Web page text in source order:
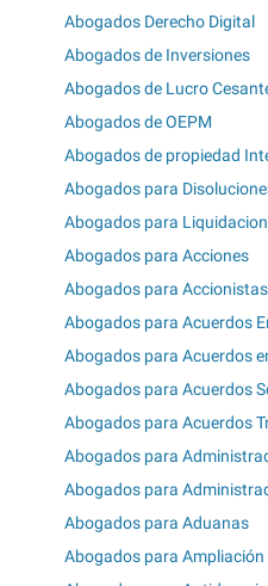
Abogados Derecho Digital
Abogados de Inversiones
Abogados de Lucro
Abogados de OEPM
Abogados de propiedad
Abogados para
Abogados para
Abogados para Acciones
Abogados para Accionistas
Abogados para Acuerdos
Abogados para Acuerdos
Abogados para Acuerdos
Abogados para Acuerdos
Abogados para
Abogados para
Abogados para Aduanas
Abogados para Ampliación